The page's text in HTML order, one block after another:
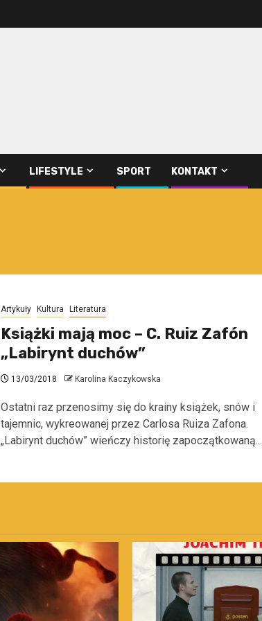
LIFESTYLE SPORT KONTAKT
Artykuły Kultura Literatura
Książki mają moc – C. Ruiz Zafón
„Labirynt duchów”
13/03/2018 Karolina Kaczykowska
Ostatni raz przenosimy się do krainy książek, snów i
tajemnic, wykreowanej przez Carlosa Ruiza Zafona.
„Labirynt duchów” wieńczy historię zapoczątkowaną...